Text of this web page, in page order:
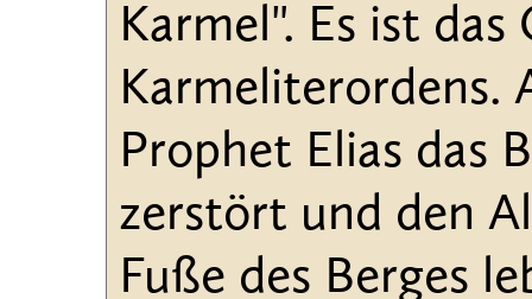
Karmel". Es ist
Karmeliterordens.
Prophet Elias das
zerstört und den
Fuße des Berges